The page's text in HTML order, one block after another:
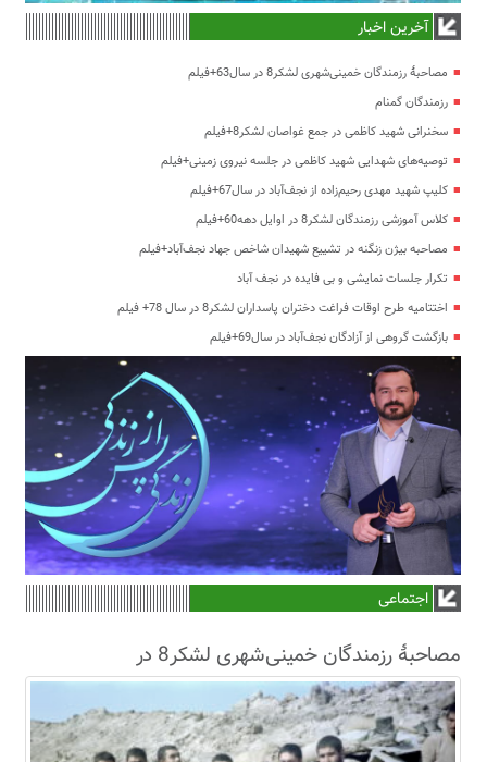
آخرین اخبار
مصاحبۀ رزمندگان خمینی‌شهری لشکر8 در سال63+فیلم
رزمندگان گمنام
سخنرانی شهید کاظمی در جمع غواصان لشکر8+فیلم
توصیه‌های شهدایی شهید کاظمی در جلسه نیروی زمینی+فیلم
کلیپ شهید مهدی رحیم‌زاده از نجف‌آباد در سال67+فیلم
کلاس آموزشی رزمندگان لشکر8 در اوایل دهه60+فیلم
مصاحبه بیژن زنگنه در تشییع شهیدان شاخص جهاد نجف‌آباد+فیلم
تکرار جلسات نمایشی و بی فایده در نجف آباد
اختتامیه طرح اوقات فراغت دختران پاسداران لشکر8 در سال 78+ فیلم
بازگشت گروهی از آزادگان نجف‌آباد در سال69+فیلم
اجتماعی
مصاحبۀ رزمندگان خمینی‌شهری لشکر8 در
سال63+فیلم